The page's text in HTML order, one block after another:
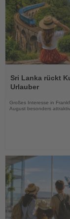
Sie
die
Sri Lanka rückt
Urlauber
Großes Interesse in
August besonders attraktiv